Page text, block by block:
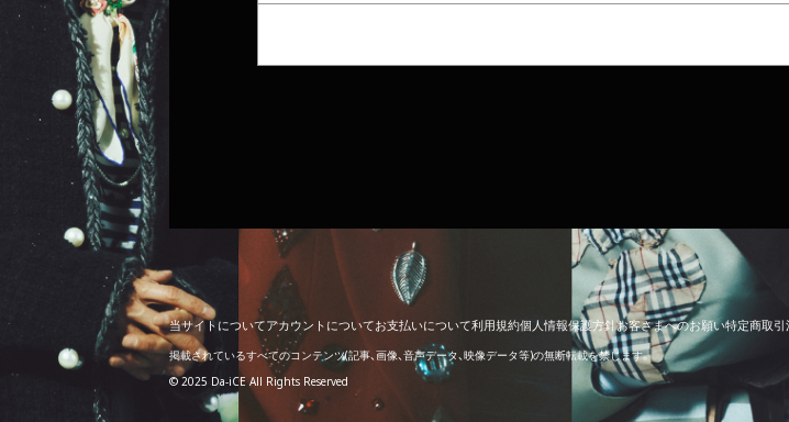
当サイト についてアカウン ト についてお支払いについて利用規約個 人情報保護方針お客さまへのお願い特定商取引
掲載されているすべてのコンテンツ(記事、画像、音声データ、映像データ等)の無断転載を禁じます。
© 2025 Da-iCE All Rights Reserved